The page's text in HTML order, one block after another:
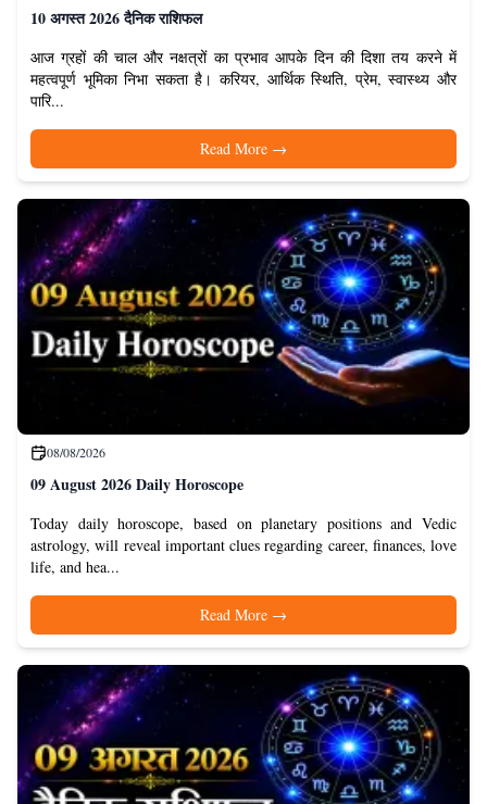
10 अगस्त 2026 दैनिक राशिफल
आज ग्रहों की चाल और नक्षत्रों का प्रभाव आपके दिन की दिशा तय करने में
महत्वपूर्ण भूमिका निभा सकता है। करियर, आर्थिक स्थिति, प्रेम, स्वास्थ्य और
पारि...
Read More →
08/08/2026
09 August 2026 Daily Horoscope
Today daily horoscope, based on planetary positions and Vedic
astrology, will reveal important clues regarding career, finances, love
life, and hea...
Read More →